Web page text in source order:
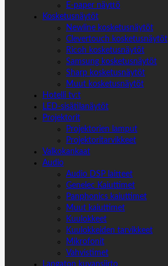
E-paper näyttö
Kosketusnäytöt
Newline kosketusnäytöt
Clevertouch kosketusnäytöt
Ricoh kosketusnäytöt
Samsung kosketusnäytöt
Sharp kosketusnäytöt
Muut kosketusnäytöt
Hotelli tv:t
LED-sisätilanäytöt
Projektorit
Projektorien lamput
Projektoritarvikkeet
Valkokankaat
Audio
Audio DSP laitteet
Genelec Kaiuttimet
Panphonics kaiuttimet
Muut kaiuttimet
Kuulokkeet
Kuulokkeiden tarvikkeet
Mikrofonit
Vahvistimet
Langaton kuvansiirto